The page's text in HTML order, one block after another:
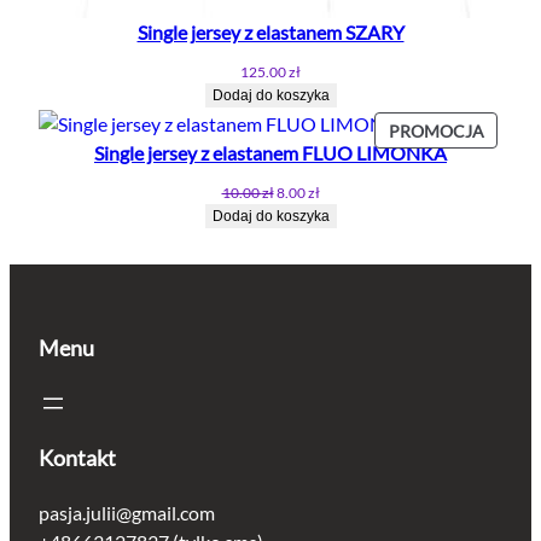
Single jersey z elastanem SZARY
125.00zł
Dodaj do koszyka
PROMOCJA
W
Single jersey z elastanem FLUO LIMONKA
10.00złPierwotna
cena
8.00złAktualna
cena
Dodaj do koszyka
Menu
Kontakt
pasja.julii@gmail.com